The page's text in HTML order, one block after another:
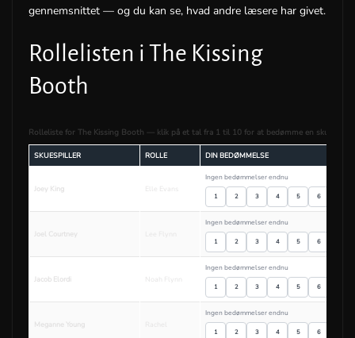
gennemsnittet — og du kan se, hvad andre læsere har givet.
Rollelisten i The Kissing
Booth
Rolleliste for The Kissing Booth — klik på et tal fra 1 til 10 for at bedømme en
SKUESPILLER ROLLE DIN BEDØMMELSE
Joey King Elle Evans
Ingen bedømmelser endnu
1 2 3 4 5 6
Joel Courtney
Ingen bedømmelser endnu
1 2 3 4 5 6
Jacob Elordi Noah Flynn
Ingen bedømmelser endnu
1 2 3 4 5 6
Meganne Young
Ingen bedømmelser endnu
1 2 3 4 5 6